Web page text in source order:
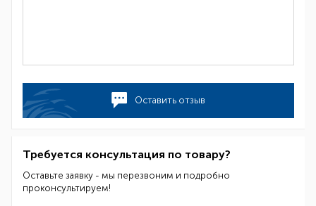
Оставить отзыв
Требуется консультация по товару?
Оставьте заявку - мы перезвоним и подробно
проконсультируем!